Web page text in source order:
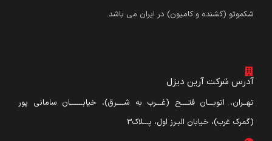
شکموتو (کشنده و کامیون) در ایران می باشد.
آدرس شرکت آرین دیزل
تهــران، اتوبـــان فتــــح (غـــرب به شــــرق)، خیابـــــــان سامانی پور
(گمرک غرب)، خیابان البـرز اول، پـــلاک3